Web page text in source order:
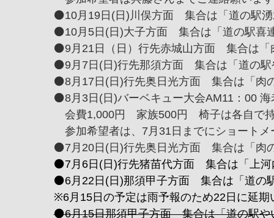
⚫️10月19日(日)川俣方面 集合は「道の駅
⚫️10月5日(日)大子方面 集合は「道の駅喜
⚫️9月21日（日）行先赤城山方面 集合は「
⚫️9月7日(日)行先那須方面 集合は「道の駅
⚫️8月17日(日)行先奥日光方面 集合は「肉
⚫️8月3日(日)バーベキュー大会AM11：00
会費1,000円 家族500円 椅子は各自で持
参加希望者は、7月31日までにショート
⚫️7月20日(日)行先奥日光方面 集合は「肉
⚫️7月6日(日)行先猪苗代方面 集合は「上河
⚫️6月22日(日)那須甲子方面 集合は「道の
※6月15日の予定は雨予報のため22日に延期
⚫️6月15日那須甲子方面 集合は「道の駅や